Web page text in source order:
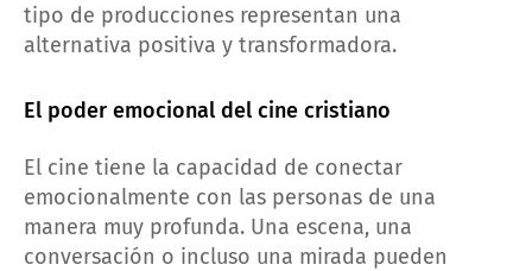
tipo de producciones representan una
alternativa positiva y transformadora.
El poder emocional del cine cristiano
El cine tiene la capacidad de conectar
emocionalmente con las personas de una
manera muy profunda. Una escena, una
conversación o incluso una mirada pueden